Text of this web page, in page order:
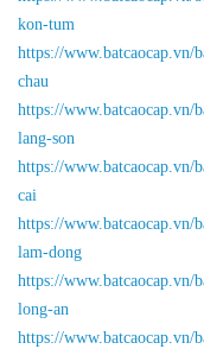
kon-tum
https://www.batcaocap.vn/
chau
https://www.batcaocap.vn/
lang-son
https://www.batcaocap.vn/
cai
https://www.batcaocap.vn/
lam-dong
https://www.batcaocap.vn/
long-an
https://www.batcaocap.vn/